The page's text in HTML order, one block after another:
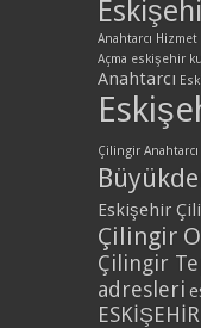
Anahtarcı Hizmet
Açma eskişehir
Anahtarcı
Çilingir Anahtarcı
Eskişehir
Çilingir
Çilingir
adresleri